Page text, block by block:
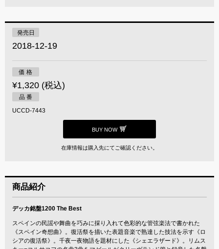
発売日
2018-12-19
価 格
¥1,320 (税込)
品 番
UCCD-7443
BUY NOW
在庫情報は購入先にてご確認ください。
商品紹介
デッカ銘盤1200 The Best
スペインの民謡や舞曲を巧みに採り入れて色彩的な管弦楽法で書かれた
《スペイン奇想曲》。復活祭を描いた表題音楽で熟達した技法を示す《ロ
シアの復活祭》。千夜一夜物語を題材にした《シェエラザード》。リムス